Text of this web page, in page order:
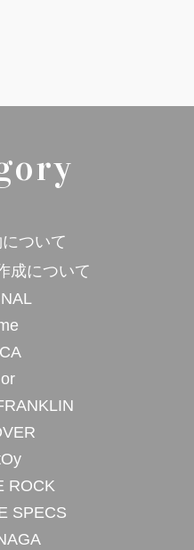
ついて
成について
ROCK
SPECS